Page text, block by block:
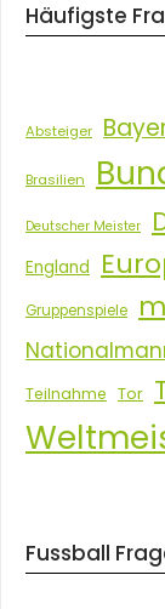
Häufigste
Absteiger
Brasilien
Deutscher Meister
England
Gruppenspiele
Teilnahme Tor
Fussball